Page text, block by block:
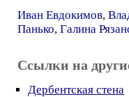
Иван Евдокимов,
Панько, Галина
Ссылки на
Дербентская стена